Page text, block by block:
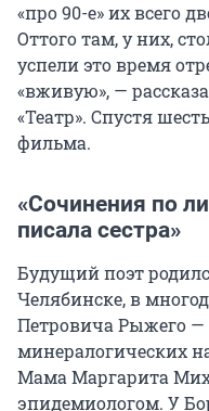
«про 90-е» их всего
Оттого там, у них,
успели это время
«вживую», —
«Театр». Спустя
фильма.
«Сочинения по
писала сестра»
Будущий поэт
Челябинске, в
Петровича Рыжего —
минералогических
Мама Маргарита
эпидемиологом. У